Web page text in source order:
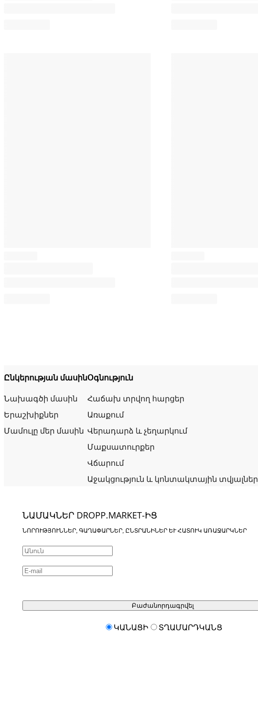
Ընկերության մասին
Նախագծի մասին
Երաշխիքներ
Մամուլը մեր մասին
Օգնություն
Հաճախ տրվող հարցեր
Առաքում
Վերադարձ և չեղարկում
Մաքսատուրքեր
Վճարում
Աջակցություն և կոնտակտային տվյալներ
ՆԱՄԱԿՆԵՐ DROPP.MARKET-ԻՑ
ՆՈՐՈՒԹՅՈՒՆՆԵՐ, ԳԱՂԱՓԱՐՆԵՐ, ԸՆՏՐԱՆԻՆԵՐ ԵՒ ՀԱՏՈՒԿ ԱՌԱՋԱՐԿՆԵՐ
Բաժանորդագրվել
ԿԱՆԱՑԻ ՏՂԱՄԱՐԴԿԱՆՑ